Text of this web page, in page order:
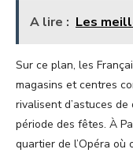
A lire : Les
Sur ce plan, les
magasins et centres
rivalisent d’astuces
période des fêtes. À
quartier de l’Opéra